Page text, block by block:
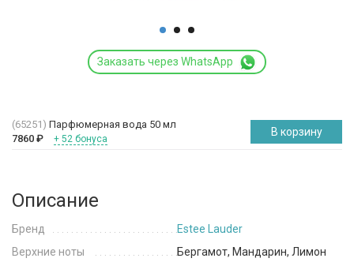
Заказать через WhatsApp
(65251) Парфюмерная вода 50 мл
7860 ₽ + 52 бонуса
В корзину
Описание
Бренд
Estee Lauder
Верхние ноты
Бергамот, Мандарин, Лимон